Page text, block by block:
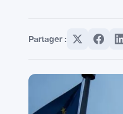
Partager :